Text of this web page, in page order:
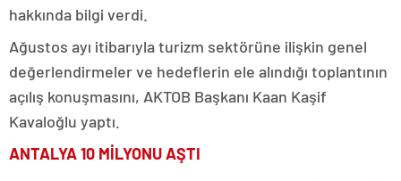
hakkında bilgi verdi.
Ağustos ayı itibarıyla turizm sektörüne ilişkin genel
değerlendirmeler ve hedeflerin ele alındığı toplantının
açılış konuşmasını, AKTOB Başkanı Kaan Kaşif
Kavaloğlu yaptı.
ANTALYA 10 MİLYONU AŞTI